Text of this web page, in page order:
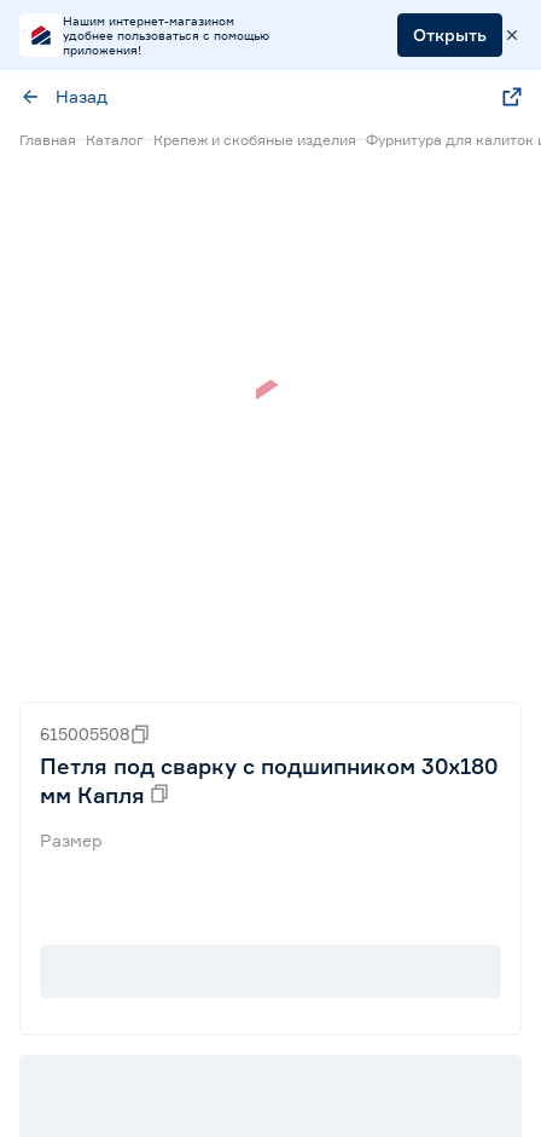
Нашим интернет-магазином
удобнее пользоваться с помощью
приложения!
Открыть
Назад
Главная Каталог Крепеж и скобяные изделия Фурнитура для калиток
615005508
Петля под сварку с подшипником 30х180
мм Капля
Размер